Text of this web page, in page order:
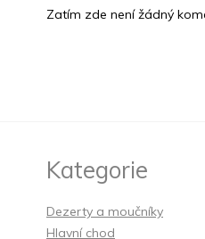
Zatím zde není žádný
Kategorie
Dezerty a moučníky
Hlavní chod